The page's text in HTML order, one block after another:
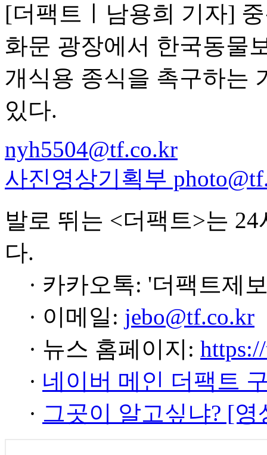
[더팩트ㅣ남용희 기자]
화문 광장에서 한국동물
개식용 종식을 촉구하는
있다.
nyh5504@tf.co.kr
사진영상기획부
발로 뛰는 <더팩트>는
다.
· 카카오톡: '더팩트제
· 이메일: jebo@tf.co.kr
· 뉴스 홈페이지:
· 네이버 메인 더팩트
· 그곳이 알고싶냐? [